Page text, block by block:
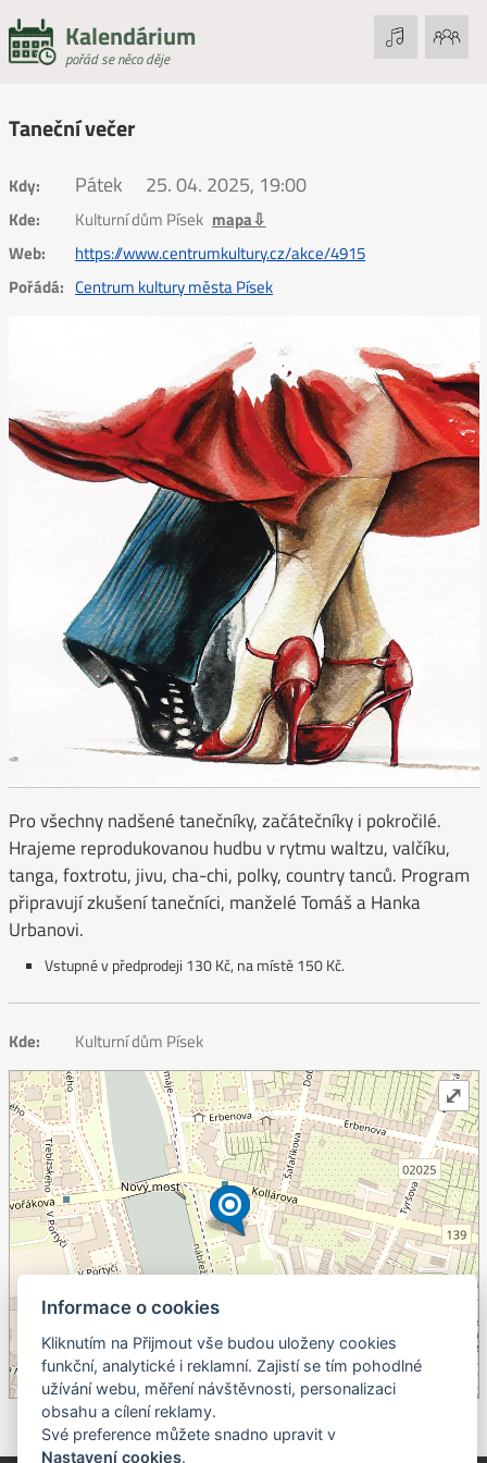
Kalendárium
pořád se něco děje
Taneční večer
Kdy: Pátek 25. 04. 2025, 19:00
Kde: Kulturní dům Písek mapa⇩
Web:
https://www.centrumkultury.cz/akce/4915
Pořádá: Centrum kultury města Písek
Pro všechny nadšené tanečníky, začátečníky i pokročilé.
Hrajeme reprodukovanou hudbu v rytmu waltzu, valčíku,
tanga, foxtrotu, jivu, cha-chi, polky, country tanců. Program
připravují zkušení tanečníci, manželé Tomáš a Hanka
Urbanovi.
Vstupné v předprodeji 130 Kč, na místě 150 Kč.
Kde: Kulturní dům Písek
©OpenStreetMapcontributors.
⤢
Informace o cookies
Kliknutím na Přijmout vše budou uloženy cookies
funkční, analytické i reklamní. Zajistí se tím pohodlné
užívání webu, měření návštěvnosti, personalizaci
obsahu a cílení reklamy.
Své preference můžete snadno upravit v
Nastavení cookies.